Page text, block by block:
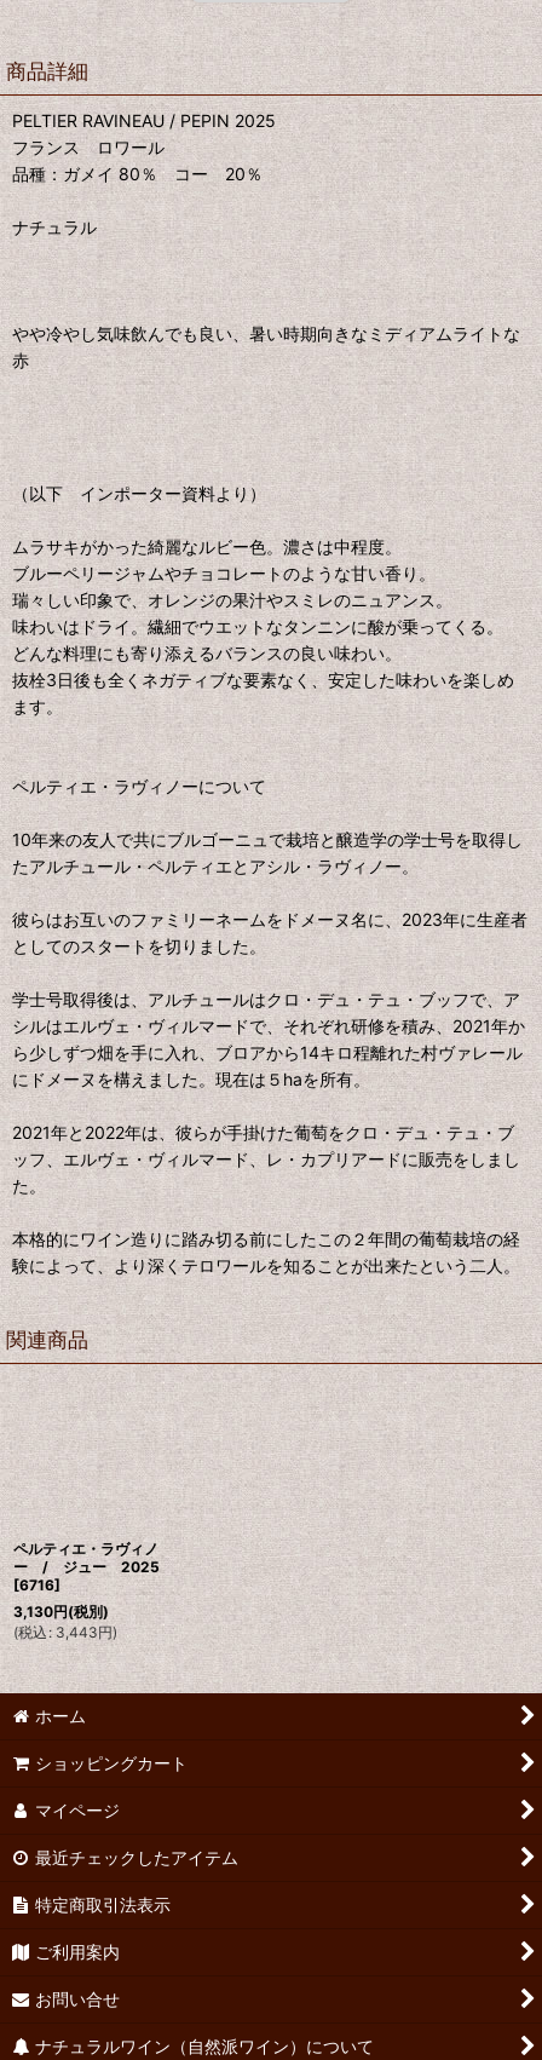
商品詳細
PELTIER RAVINEAU / PEPIN 2025
フランス ロワール
品種：ガメイ 80％ コー 20％
ナチュラル
やや冷やし気味飲んでも良い、暑い時期向きなミディアムライトな
赤
（以下 インポーター資料より）
ムラサキがかった綺麗なルビー色。濃さは中程度。
ブルーペリージャムやチョコレートのような甘い香り。
瑞々しい印象で、オレンジの果汁やスミレのニュアンス。
味わいはドライ。繊細でウエットなタンニンに酸が乗ってくる。
どんな料理にも寄り添えるバランスの良い味わい。
抜栓3日後も全くネガティブな要素なく、安定した味わいを楽しめ
ます。
ペルティエ・ラヴィノーについて
10年来の友人で共にブルゴーニュで栽培と醸造学の学士号を取得し
たアルチュール・ペルティエとアシル・ラヴィノー。
彼らはお互いのファミリーネームをドメーヌ名に、2023年に生産者
としてのスタートを切りました。
学士号取得後は、アルチュールはクロ・デュ・テュ・ブッフで、ア
シルはエルヴェ・ヴィルマードで、それぞれ研修を積み、2021年か
ら少しずつ畑を手に入れ、ブロアから14キロ程離れた村ヴァレール
にドメーヌを構えました。現在は５haを所有。
2021年と2022年は、彼らが手掛けた葡萄をクロ・デュ・テュ・ブ
ッフ、エルヴェ・ヴィルマード、レ・カプリアードに販売をしまし
た。
本格的にワイン造りに踏み切る前にしたこの２年間の葡萄栽培の経
験によって、より深くテロワールを知ることが出来たという二人。
関連商品
ペルティエ・ラヴィノ
ー / ジュー 2025
[6716]
3,130円(税別)
(税込: 3,443円)
ホーム
ショッピングカート
マイページ
最近チェックしたアイテム
特定商取引法表示
ご利用案内
お問い合せ
ナチュラルワイン（自然派ワイン）について